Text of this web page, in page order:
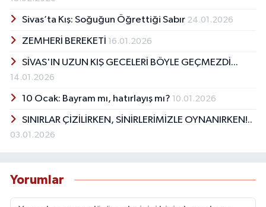
Sivas’ta Kış: Soğuğun Öğrettiği Sabır 24.01.2026
ZEMHERİ BEREKETİ 16.01.2026
SİVAS'IN UZUN KIŞ GECELERİ BÖYLE GEÇMEZDİ...
14.01.2026
10 Ocak: Bayram mı, hatırlayış mı? 10.01.2026
SINIRLAR ÇİZİLİRKEN, SİNİRLERİMİZLE OYNANIRKEN!..
03.01.2026
Yorumlar